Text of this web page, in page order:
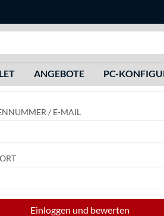
ANGEBOTE PC-
/ E-MAIL
Einloggen und bewerten